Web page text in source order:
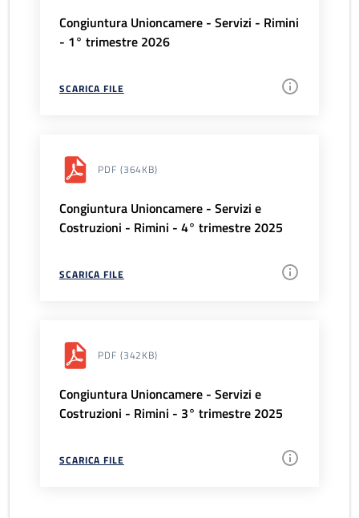
Congiuntura Unioncamere - Servizi - Rimini
- 1° trimestre 2026
SCARICA FILE
PDF (364KB)
Congiuntura Unioncamere - Servizi e
Costruzioni - Rimini - 4° trimestre 2025
SCARICA FILE
PDF (342KB)
Congiuntura Unioncamere - Servizi e
Costruzioni - Rimini - 3° trimestre 2025
SCARICA FILE